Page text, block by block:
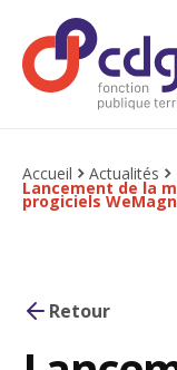
Aller au contenu
Accueil Actualités
Lancement de la
progiciels
Retour